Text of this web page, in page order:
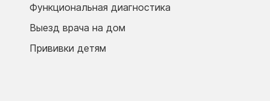
Функциональная диагностика
Выезд врача на дом
Прививки детям